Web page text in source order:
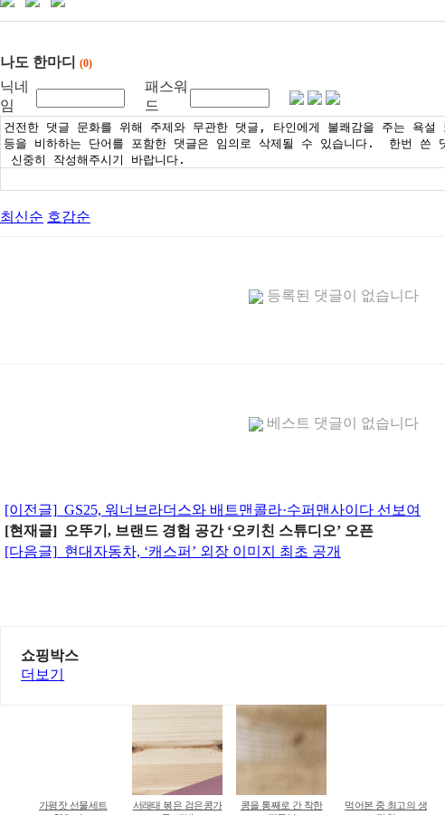
나도 한마디 (0)
닉네
임
패스워
드
최신순 호감순
등록된 댓글이 없습니다
베스트 댓글이 없습니다
[이전글] GS25, 워너브라더스와 배트맨콜라·수퍼맨사이다 선보여
[현재글] 오뚜기, 브랜드 경험 공간 ‘오키친 스튜디오’ 오픈
[다음글] 현대자동차, ‘캐스퍼’ 외장 이미지 최초 공개
쇼핑박스
더보기
가평잣 선물세트
서래태 볶은 검은콩가
콩을 통째로 간 착한
먹어본 중 최고의 생